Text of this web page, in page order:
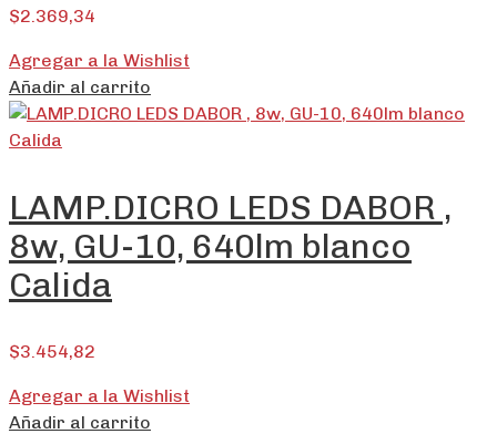
$2.369,34
Agregar a la Wishlist
Añadir al carrito
LAMP.DICRO LEDS DABOR ,
8w, GU-10, 640lm blanco
Calida
$3.454,82
Agregar a la Wishlist
Añadir al carrito